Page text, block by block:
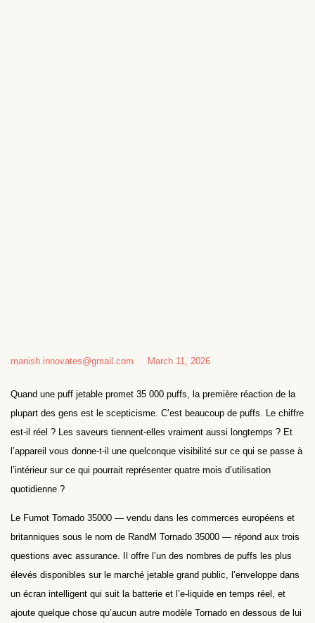
manish.innovates@gmail.com March 11, 2026
Quand une puff jetable promet 35 000 puffs, la première réaction de la
plupart des gens est le scepticisme. C’est beaucoup de puffs. Le chiffre
est-il réel ? Les saveurs tiennent-elles vraiment aussi longtemps ? Et
l’appareil vous donne-t-il une quelconque visibilité sur ce qui se passe à
l’intérieur sur ce qui pourrait représenter quatre mois d’utilisation
quotidienne ?
Le Fumot Tornado 35000 — vendu dans les commerces européens et
britanniques sous le nom de RandM Tornado 35000 — répond aux trois
questions avec assurance. Il offre l’un des nombres de puffs les plus
élevés disponibles sur le marché jetable grand public, l’enveloppe dans
un écran intelligent qui suit la batterie et l’e-liquide en temps réel, et
ajoute quelque chose qu’aucun autre modèle Tornado en dessous de lui